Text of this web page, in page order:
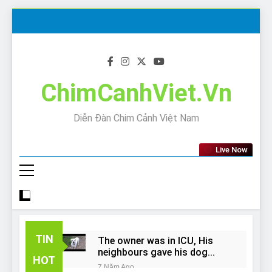
ChimCanhViet.Vn
Diễn Đàn Chim Cảnh Việt Nam
Live Now
TIN
HOT
The owner was in ICU, His
neighbours gave his dog
away!
7 Năm Ago